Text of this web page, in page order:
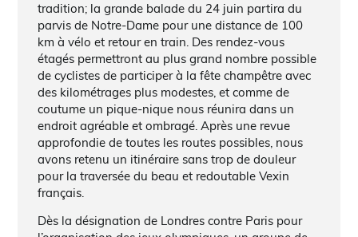
tradition; la grande balade du 24 juin partira du
parvis de Notre-Dame pour une distance de 100
km à vélo et retour en train. Des rendez-vous
étagés permettront au plus grand nombre possible
de cyclistes de participer à la fête champêtre avec
des kilométrages plus modestes, et comme de
coutume un pique-nique nous réunira dans un
endroit agréable et ombragé. Après une revue
approfondie de toutes les routes possibles, nous
avons retenu un itinéraire sans trop de douleur
pour la traversée du beau et redoutable Vexin
français.
Dès la désignation de Londres contre Paris pour